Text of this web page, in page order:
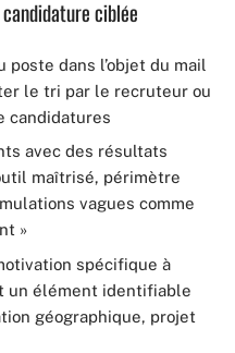
ciblée
dans l’objet du mail
le tri par le recruteur ou
candidatures
avec des résultats
maîtrisé, périmètre
vagues comme
»
spécifique à
un élément identifiable
géographique, projet